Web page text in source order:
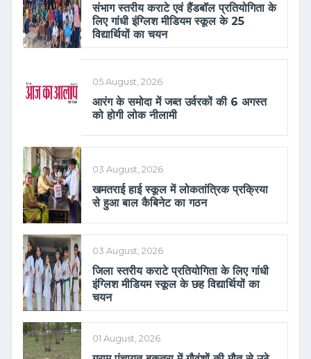
संभाग स्तरीय कराटे एवं हैंडबॉल प्रतियोगिता के
लिए गांधी इंग्लिश मीडियम स्कूल के 25
विद्यार्थियों का चयन
05 August, 2026
आरंग के समोदा में जब्त उर्वरकों की 6 अगस्त
को होगी लोक नीलामी
03 August, 2026
खमतराई हाई स्कूल में लोकतांत्रिक प्रक्रिया
से हुआ बाल कैबिनेट का गठन
03 August, 2026
जिला स्तरीय कराटे प्रतियोगिता के लिए गांधी
इंग्लिश मीडियम स्कूल के छह विद्यार्थियों का
चयन
01 August, 2026